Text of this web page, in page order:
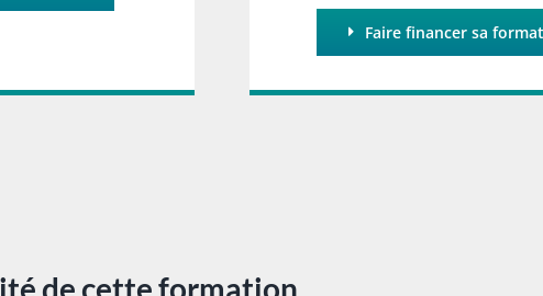
Faire financer sa
de cette formation